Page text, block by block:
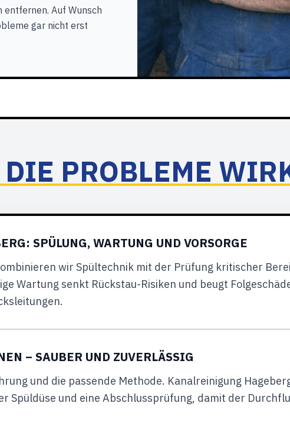
Auf Wunsch
gar nicht erst
PROBLEME
SPÜLUNG, WARTUNG UND VORSORGE
wir Spültechnik mit der Prüfung kritischer
Wartung senkt Rückstau-Risiken und beugt
– SAUBER UND ZUVERLÄSSIG
und die passende Methode. Kanalreinigung
Spüldüse und eine Abschlussprüfung, damit der